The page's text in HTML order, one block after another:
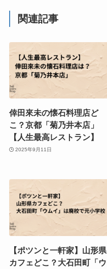
関連記事
倖田來未の懐石料理店ど
こ？京都「菊乃井本店」
【人生最高レストラン】
2025年9月11日
【ポツンと一軒家】山形県
カフェどこ？大石田町「ウ